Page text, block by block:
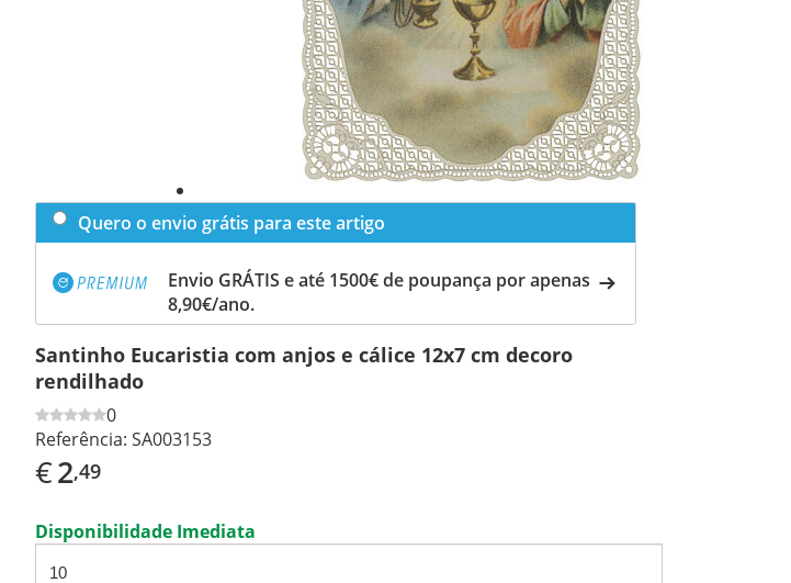
Quero o envio grátis para este artigo
Envio GRÁTIS e até 1500€ de poupança por apenas
8,90€/ano.
Santinho Eucaristia com anjos e cálice 12x7 cm decoro
rendilhado
0
Referência: SA003153
€2,49
Disponibilidade Imediata